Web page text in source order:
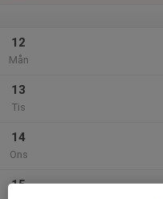
12
Mån
13
Tis
14
Ons
15